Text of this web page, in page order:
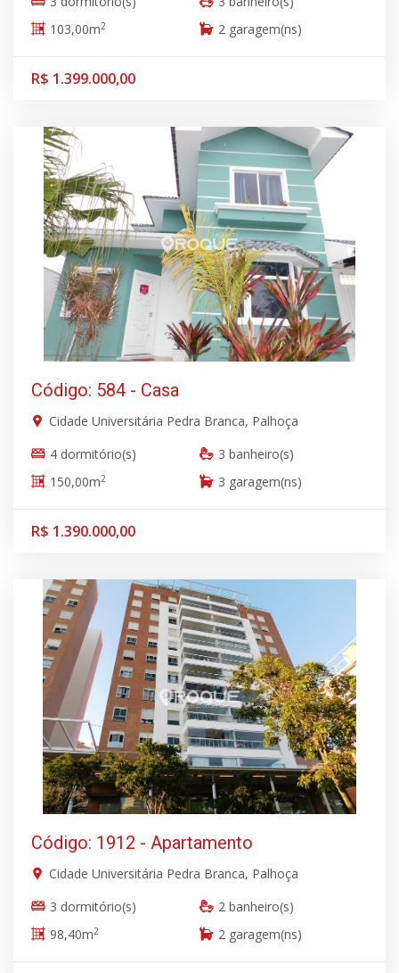
103,00m2 2 garagem(ns)
R$ 1.399.000,00
Código: 584 - Casa
Cidade Universitária Pedra Branca, Palhoça
4 dormitório(s)
3 banheiro(s)
150,00m2 3 garagem(ns)
R$ 1.390.000,00
Código: 1912 - Apartamento
Cidade Universitária Pedra Branca, Palhoça
3 dormitório(s)
2 banheiro(s)
98,40m2 2 garagem(ns)